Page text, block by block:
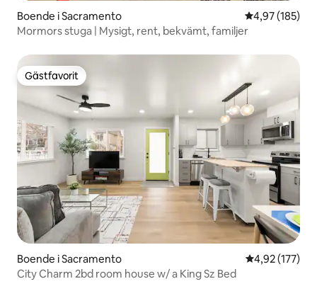
Boende i Sacramento 4,97 av 5 i
4,97 (185)
Mormors stuga | Mysigt, rent, bekvämt, familjer
Gästfavorit
Gästfavorit
Boende i Sacramento 4,92 av 5 i
4,92 (177)
City Charm 2bd room house w/ a King Sz Bed